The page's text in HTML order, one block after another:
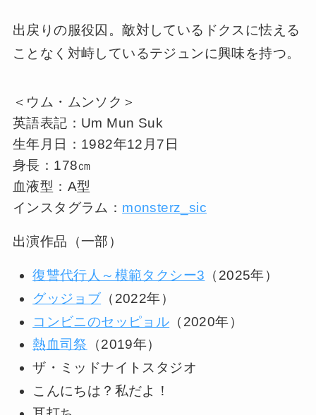
出戻りの服役囚。敵対しているドクスに怯える
ことなく対峙しているテジュンに興味を持つ。
＜ウム・ムンソク＞
英語表記：Um Mun Suk
生年月日：1982年12月7日
身長：178㎝
血液型：A型
インスタグラム： monsterz_sic
出演作品（一部）
復讐代行人～模範タクシー3 （2025年）
グッジョブ （2022年）
コンビニのセッピョル （2020年）
熱血司祭 （2019年）
ザ・ミッドナイトスタジオ
こんにちは？私だよ！